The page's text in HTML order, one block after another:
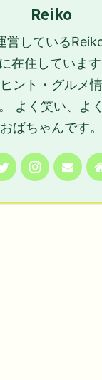
Reiko
営している
在住していま
ント・グルメ
よく笑い、よ
おばちゃんです。